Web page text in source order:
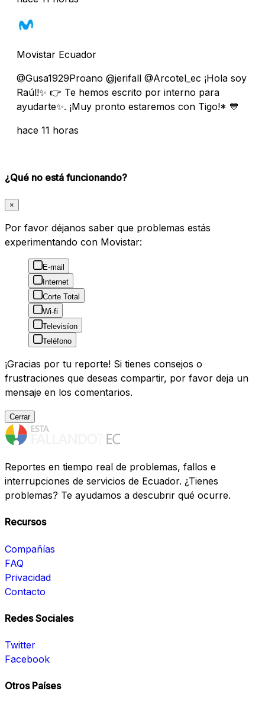
Movistar Ecuador
@Gusa1929Proano @jerifall @Arcotel_ec ¡Hola soy
Raúl!✨ 👉 Te hemos escrito por interno para
ayudarte✨. ¡Muy pronto estaremos con Tigo!* 💙
hace 11 horas
¿Qué no está funcionando?
×
Por favor déjanos saber que problemas estás
experimentando con Movistar:
E-mail
Internet
Corte Total
Wi-fi
Televisíon
Teléfono
¡Gracias por tu reporte! Si tienes consejos o
frustraciones que deseas compartir, por favor deja un
mensaje en los comentarios.
Cerrar
Reportes en tiempo real de problemas, fallos e
interrupciones de servicios de Ecuador. ¿Tienes
problemas? Te ayudamos a descubrir qué ocurre.
Recursos
Compañías
FAQ
Privacidad
Contacto
Redes Sociales
Twitter
Facebook
Otros Países